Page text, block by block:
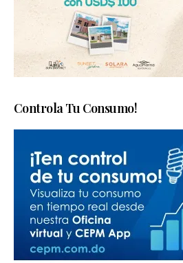
Controla Tu Consumo!